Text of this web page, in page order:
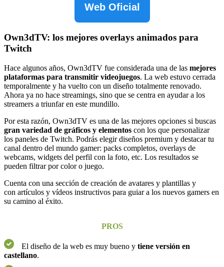
Web Oficial
Own3dTV: los mejores overlays animados para
Twitch
Hace algunos años, Own3dTV fue considerada una de las mejores
plataformas para transmitir videojuegos. La web estuvo cerrada
temporalmente y ha vuelto con un diseño totalmente renovado.
Ahora ya no hace streamings, sino que se centra en ayudar a los
streamers a triunfar en este mundillo.
Por esta razón, Own3dTV es una de las mejores opciones si buscas
gran variedad de gráficos y elementos con los que personalizar
los paneles de Twitch. Podrás elegir diseños premium y destacar tu
canal dentro del mundo gamer: packs completos, overlays de
webcams, widgets del perfil con la foto, etc. Los resultados se
pueden filtrar por color o juego.
Cuenta con una sección de creación de avatares y plantillas y
con artículos y vídeos instructivos para guiar a los nuevos gamers en
su camino al éxito.
PROS
El diseño de la web es muy bueno y tiene versión en
castellano.